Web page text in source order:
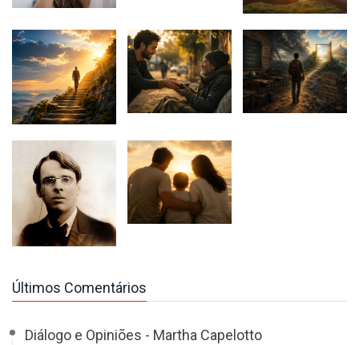
Últimos Comentários
Diálogo e Opiniões - Martha Capelotto